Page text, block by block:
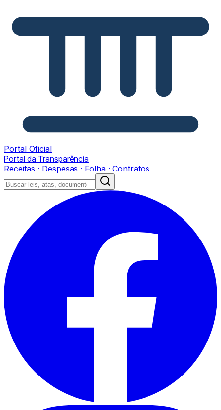
Portal Oficial
Portal da Transparência
Receitas · Despesas · Folha · Contratos